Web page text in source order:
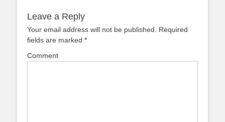
Leave a Reply
Your email address will not be published.
Required
fields are marked *
Comment